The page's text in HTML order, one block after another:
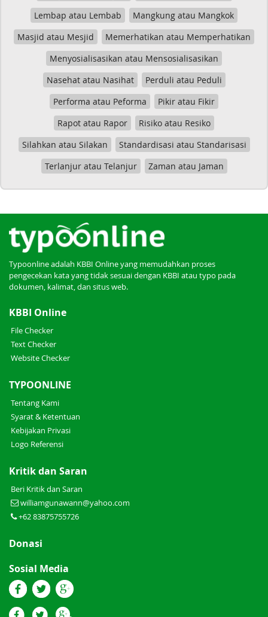
Lembap atau Lembab
Mangkung atau Mangkok
Masjid atau Mesjid
Memerhatikan atau Memperhatikan
Menyosialisasikan atau Mensosialisasikan
Nasehat atau Nasihat
Perduli atau Peduli
Performa atau Peforma
Pikir atau Fikir
Rapot atau Rapor
Risiko atau Resiko
Silahkan atau Silakan
Standardisasi atau Standarisasi
Terlanjur atau Telanjur
Zaman atau Jaman
Typoonline adalah KBBI Online yang memudahkan proses
pengecekan kata yang tidak sesuai dengan KBBI atau typo pada
dokumen, kalimat, dan situs web.
KBBI Online
File Checker
Text Checker
Website Checker
TYPOONLINE
Tentang Kami
Syarat & Ketentuan
Kebijakan Privasi
Logo Referensi
Kritik dan Saran
Beri Kritik dan Saran
williamgunawann@yahoo.com
+62 83875755726
Donasi
Sosial Media